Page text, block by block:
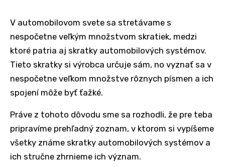
V automobilovom svete sa stretávame s
nespočetne veľkým množstvom skratiek, medzi
ktoré patria aj skratky automobilových systémov.
Tieto skratky si výrobca určuje sám, no vyznať sa v
nespočetne veľkom množstve rôznych písmen a ich
spojení môže byť ťažké.
Práve z tohoto dôvodu sme sa rozhodli, že pre teba
pripravíme prehľadný zoznam, v ktorom si vypíšeme
všetky známe skratky automobilových systémov a
ich stručne zhrnieme ich význam.